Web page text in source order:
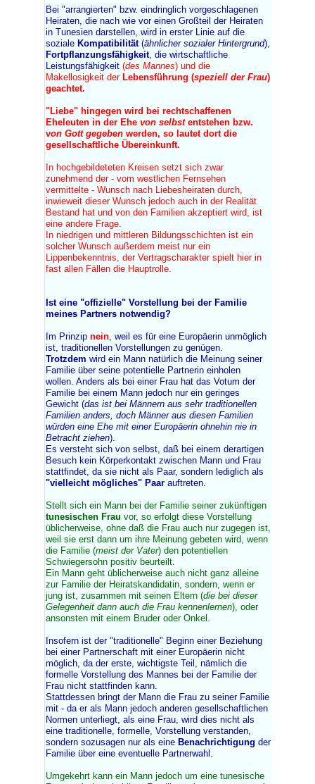
Bei "arrangierten" bzw. eindringlich vorgeschlagenen
Heiraten, die nach wie vor einen Großteil der Heiraten
in Tunesien darstellen, wird in erster Linie auf die
soziale Kompatibilität (ähnlicher sozialer Hintergrund),
Fortpflanzungsfähigkeit, die wirtschaftliche
Leistungsfähigkeit (des Mannes) und die
Makellosigkeit der Lebensführung (speziell der Frau)
geachtet.
"Liebe" hingegen wird bei rechtschaffenen
Eheleuten in der Ehe von selbstentstehen bzw.
von Gott gegeben werden, so lautet dort die
gesellschaftliche Übereinkunft.
In hochgebildeteten Kreisen setzt sich zwar
zunehmend der - vom westlichen Fernsehen
vermittelte - Wunsch nach Liebesheiraten durch,
inwieweit dieser Wunsch jedoch auch in der Realität
Bestand hat und von den Familien akzeptiert wird, ist
eine andere Frage.
In niedrigen und mittleren Bildungsschichten ist ein
solcher Wunsch außerdem meist nur ein
Lippenbekenntnis, der Vertragscharakter spielt hier in
fast allen Fällen die Hauptrolle.
Ist eine "offizielle" Vorstellung bei der Familie
meines Partners notwendig?
Im Prinzip nein , weil es für eine Europäerin unmöglich
ist, traditionellen Vorstellungen zu genügen.
Trotzdem wird ein Mann natürlich die Meinung seiner
Familie über seine potentielle Partnerin einholen
wollen. Anders als bei einer Frau hat das Votum der
Familie bei einem Mann jedoch nur ein geringes
Gewicht (das ist bei Männern aus sehr traditionellen
Familien anders, doch Männer aus diesen Familien
würden eine Ehe mit einer Europäerin ohnehin nie in
Betracht ziehen).
Es versteht sich von selbst, daß bei einem derartigen
Besuch kein Körperkontakt zwischen Mann und Frau
stattfindet, da sie nicht als Paar, sondern lediglich als
"vielleicht mögliches" Paar auftreten.
Stellt sich ein Mann bei der Familie seiner zukünftigen
tunesischen Frau vor, so erfolgt diese Vorstellung
üblicherweise, ohne daß die Frau auch nur zugegen ist,
weil sie erst dann um ihre Meinung gebeten wird, wenn
die Familie (meist der Vater) den potentiellen
Schwiegersohn positiv beurteilt.
Ein Mann geht üblicherweise auch nicht ganz alleine
zur Familie der Heiratskandidatin, sondern, wenn er
jung ist, zusammen mit seinen Eltern (die bei dieser
Gelegenheit dann auch die Frau kennenlernen), oder
ansonsten mit einem Bruder oder Onkel.
Insofern ist der "traditionelle" Beginn einer Beziehung
bei einer Partnerschaft mit einer Europäerin nicht
möglich, da der erste, wichtigste Teil, nämlich die
formelle Vorstellung des Mannes bei der Familie der
Frau nicht stattfinden kann.
Stattdessen bringt der Mann die Frau zu seiner Familie
mit - da er als Mann jedoch anderen gesellschaftlichen
Normen unterliegt, als eine Frau, wird dies nicht als
eine traditionelle, formelle, Vorstellung verstanden,
sondern sozusagen nur als eine Benachrichtigung der
Familie über eine eventuelle Partnerwahl.
Umgekehrt kann ein Mann jedoch um eine tunesische